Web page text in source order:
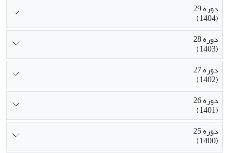
دوره 29
(1404)
دوره 28
(1403)
دوره 27
(1402)
دوره 26
(1401)
دوره 25
(1400)